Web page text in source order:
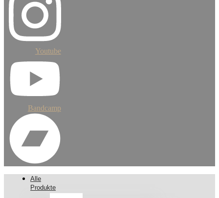
Youtube
Bandcamp
Alle
Produkte